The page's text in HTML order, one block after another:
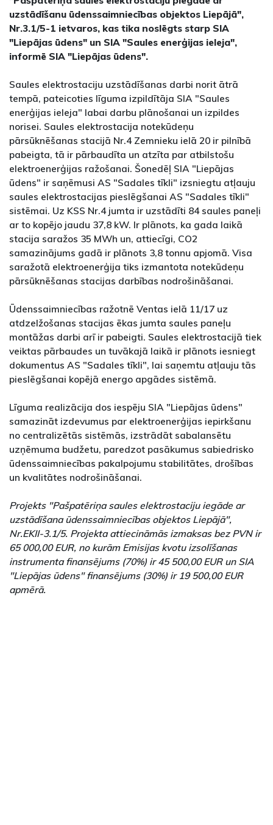
uzstādīšanu ūdenssaimniecības objektos Liepājā",
Nr.3.1/5-1 ietvaros, kas tika noslēgts starp SIA
"Liepājas ūdens" un SIA "Saules enerģijas ieleja",
informē SIA "Liepājas ūdens".
Saules elektrostaciju uzstādīšanas darbi norit ātrā
tempā, pateicoties līguma izpildītāja SIA "Saules
enerģijas ieleja" labai darbu plānošanai un izpildes
norisei. Saules elektrostacija notekūdeņu
pārsūknēšanas stacijā Nr.4 Zemnieku ielā 20 ir pilnībā
pabeigta, tā ir pārbaudīta un atzīta par atbilstošu
elektroenerģijas ražošanai. Šonedēļ SIA "Liepājas
ūdens" ir saņēmusi AS "Sadales tīkli" izsniegtu atļauju
saules elektrostacijas pieslēgšanai AS "Sadales tīkli"
sistēmai. Uz KSS Nr.4 jumta ir uzstādīti 84 saules paneļi
ar to kopējo jaudu 37,8 kW. Ir plānots, ka gada laikā
stacija saražos 35 MWh un, attiecīgi, CO2
samazinājums gadā ir plānots 3,8 tonnu apjomā. Visa
saražotā elektroenerģija tiks izmantota notekūdeņu
pārsūknēšanas stacijas darbības nodrošināšanai.
Ūdenssaimniecības ražotnē Ventas ielā 11/17 uz
atdzelžošanas stacijas ēkas jumta saules paneļu
montāžas darbi arī ir pabeigti. Saules elektrostacijā tiek
veiktas pārbaudes un tuvākajā laikā ir plānots iesniegt
dokumentus AS "Sadales tīkli", lai saņemtu atļauju tās
pieslēgšanai kopējā energo apgādes sistēmā.
Līguma realizācija dos iespēju SIA "Liepājas ūdens"
samazināt izdevumus par elektroenerģijas iepirkšanu
no centralizētās sistēmās, izstrādāt sabalansētu
uzņēmuma budžetu, paredzot pasākumus sabiedrisko
ūdenssaimniecības pakalpojumu stabilitātes, drošības
un kvalitātes nodrošināšanai.
Projekts "Pašpatēriņa saules elektrostaciju iegāde ar
uzstādīšana ūdenssaimniecības objektos Liepājā",
Nr.EKII-3.1/5. Projekta attiecināmās izmaksas bez PVN ir
65 000,00 EUR, no kurām Emisijas kvotu izsolīšanas
instrumenta finansējums (70%) ir 45 500,00 EUR un SIA
"Liepājas ūdens" finansējums (30%) ir 19 500,00 EUR
apmērā.